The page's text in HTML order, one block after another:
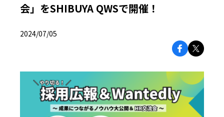
会」をSHIBUYA QWSで開催！
2024/07/05